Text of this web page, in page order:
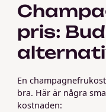
pris:
En
bra. Här är några
kostnaden: